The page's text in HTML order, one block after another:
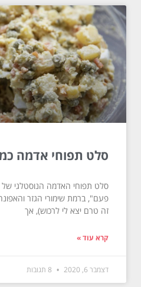
סלט תפוחי אדמה
סלט תפוחי האדמה הנוסטלגי של
פעם", ברמת שימורי הגזר
זה טרם יצא לי לרכוש), אך
קרא עוד »
דצמבר 6, 2020